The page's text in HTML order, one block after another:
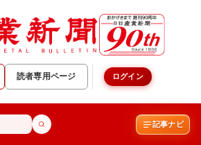
読者専用ページ ログイン
記事ナビ